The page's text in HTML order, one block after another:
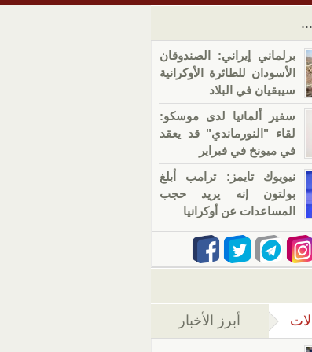
برلماني إيراني: الصندوقان
الأسودان للطائرة الأوكرانية
سيبقيان في البلاد
سفير ألمانيا لدى موسكو:
لقاء "النورماندي" قد يعقد
في ميونخ في فبراير
نيويوك تايمز: ترامب أبلغ
بولتون إنه يريد حجب
المساعدات عن أوكرانيا
(علامة التبويب النشطة)
أبرز الأخبار